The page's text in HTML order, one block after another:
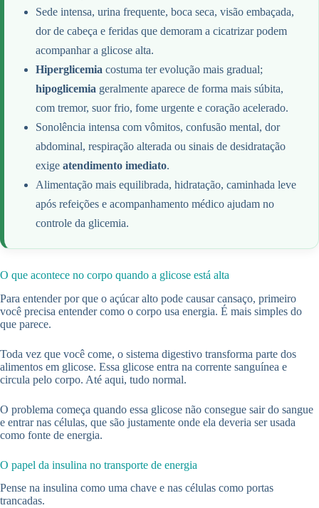
Sede intensa, urina frequente, boca seca, visão embaçada,
dor de cabeça e feridas que demoram a cicatrizar podem
acompanhar a glicose alta.
Hiperglicemia costuma ter evolução mais gradual;
hipoglicemia geralmente aparece de forma mais súbita,
com tremor, suor frio, fome urgente e coração acelerado.
Sonolência intensa com vômitos, confusão mental, dor
abdominal, respiração alterada ou sinais de desidratação
exige atendimento imediato.
Alimentação mais equilibrada, hidratação, caminhada leve
após refeições e acompanhamento médico ajudam no
controle da glicemia.
O que acontece no corpo quando a glicose está alta
Para entender por que o açúcar alto pode causar cansaço, primeiro
você precisa entender como o corpo usa energia. É mais simples do
que parece.
Toda vez que você come, o sistema digestivo transforma parte dos
alimentos em glicose. Essa glicose entra na corrente sanguínea e
circula pelo corpo. Até aqui, tudo normal.
O problema começa quando essa glicose não consegue sair do sangue
e entrar nas células, que são justamente onde ela deveria ser usada
como fonte de energia.
O papel da insulina no transporte de energia
Pense na insulina como uma chave e nas células como portas
trancadas.